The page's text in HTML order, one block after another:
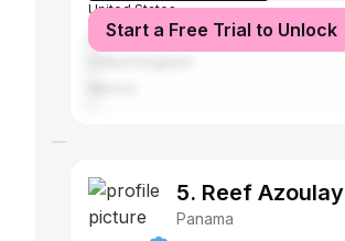
United States
Spain
Start a Free Trial to Unlock
5. Reef Azoulay
Panama